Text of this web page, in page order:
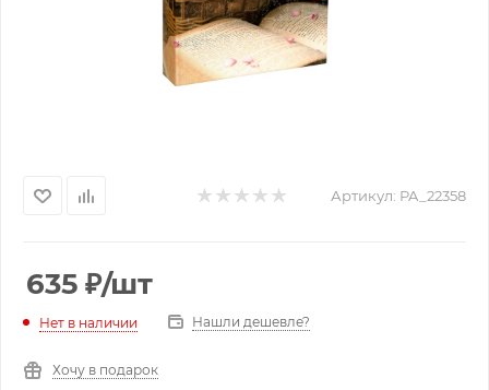
Артикул: PA_22358
635 ₽/шт
Нет в наличии Нашли дешевле?
Хочу в подарок